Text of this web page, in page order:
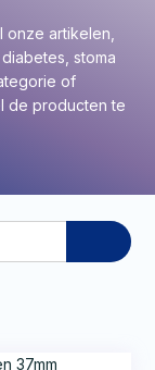
artikelen,
stoma
of
de producten te